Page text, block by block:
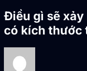
Điều gì sẽ xảy
có kích thước